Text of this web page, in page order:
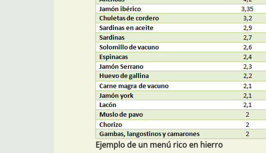
Ejemplo de un menú rico en hierro